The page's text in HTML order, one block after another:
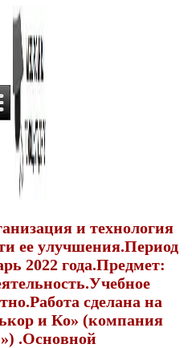
и технология
ее улучшения.Период
2022 года.Предмет:
сделана на
и Ко» (компания
.Основной